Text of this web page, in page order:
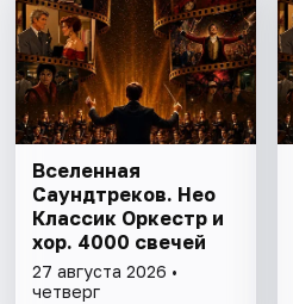
Вселенная
Саундтреков. Нео
Классик Оркестр и
хор. 4000 свечей
27 августа 2026 •
четверг